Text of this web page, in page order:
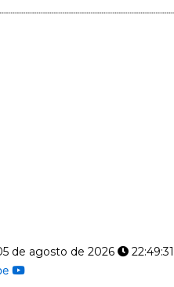
de agosto de 2026
22:49:31